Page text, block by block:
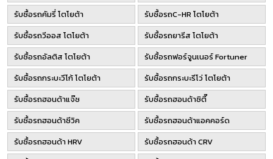
รับซื้อรถคัมรี่ โตโยต้า
รับซื้อรถC-HR โตโยต้า
รับซื้อรถวีออส โตโยต้า
รับซื้อรถยารีส โตโยต้า
รับซื้อรถอัลติส โตโยต้า
รับซื้อรถฟอร์จูนเนอร์ Fortuner
รับซื้อรถกระบะวีโก้ โตโยต้า
รับซื้อรถกระบะรีโว่ โตโยต้า
รับซื้อรถฮอนด้าแจ๊ซ
รับซื้อรถฮอนด้าซิตี๊
รับซื้อรถฮอนด้าซีวิค
รับซื้อรถฮอนด้าแอคคอร์ด
รับซื้อรถฮอนด้า HRV
รับซื้อรถฮอนด้า CRV